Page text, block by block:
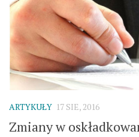
ARTYKUŁY 17 SIE, 2016
Zmiany w